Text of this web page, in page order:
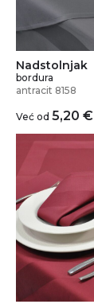
Nadstolnjak
bordura
antracit 8158
Već od 5,20 €